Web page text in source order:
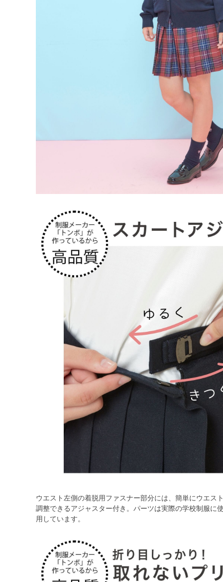
ウエスト左側の着脱用ファスナー部分には、簡単にウエス
調整できるアジャスター付き。パーツは実際の学校制服に
用しています。